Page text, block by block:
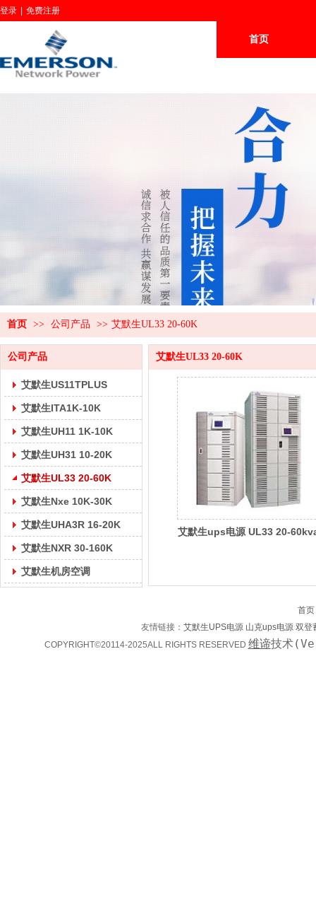
首页
登录 免费注册
首页 >> 公司产品 >> 艾默生UL33 20-60K
公司产品
艾默生US11TPLUS
艾默生ITA1K-10K
艾默生UH11 1K-10K
艾默生UH31 10-20K
艾默生UL33 20-60K
艾默生Nxe 10K-30K
艾默生UHA3R 16-20K
艾默生NXR 30-160K
艾默生机房空调
艾默生UL33 20-60K
艾默生ups电源 UL33 20-
首页
友情链接： 艾默生UPS电源 山克ups电源 双登
COPYRIGHT©20114-2025ALL RIGHTS RESERVED 维谛技术